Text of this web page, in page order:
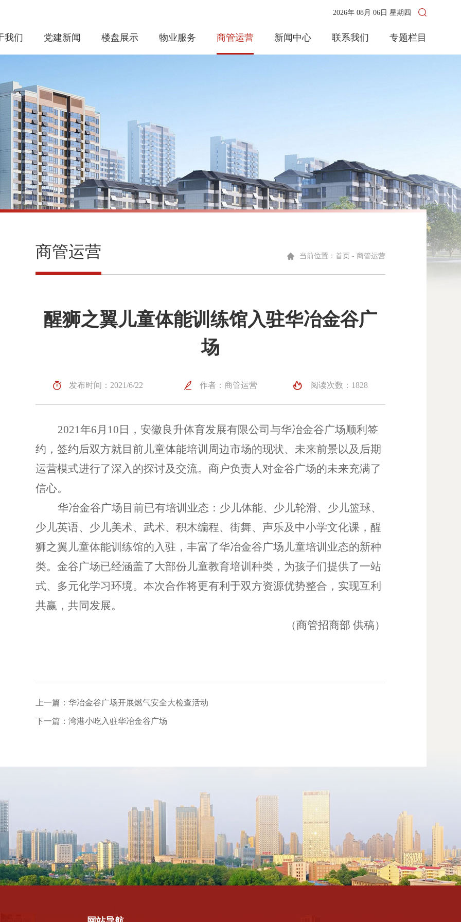
2026年 08月 06日 星期四
我们 党建新闻 楼盘展示 物业服务 商管运营 新闻中心 联系我们 专题栏目
商管运营 当前位置：首页 - 商管运营
醒狮之翼儿童体能训练馆入驻华冶金谷广
场
发布时间：2021/6/22 作者：商管运营 阅读次数：1828
2021年6月10日，安徽良升体育发展有限公司与华冶金谷广场顺利签
约，签约后双方就目前儿童体能培训周边市场的现状、未来前景以及后期
运营模式进行了深入的探讨及交流。商户负责人对金谷广场的未来充满了
信心。
华冶金谷广场目前已有培训业态：少儿体能、少儿轮滑、少儿篮球、
少儿英语、少儿美术、武术、积木编程、街舞、声乐及中小学文化课，醒
狮之翼儿童体能训练馆的入驻，丰富了华冶金谷广场儿童培训业态的新种
类。金谷广场已经涵盖了大部份儿童教育培训种类，为孩子们提供了一站
式、多元化学习环境。本次合作将更有利于双方资源优势整合，实现互利
共赢，共同发展。
（商管招商部 供稿）
上一篇：华冶金谷广场开展燃气安全大检查活动
下一篇：湾港小吃入驻华冶金谷广场